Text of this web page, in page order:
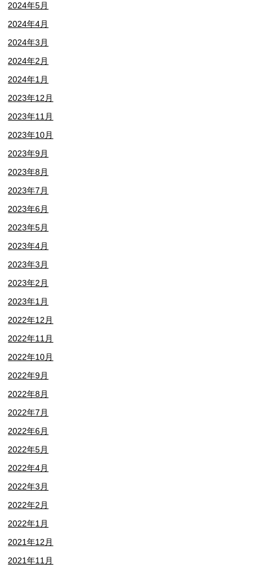
2024年5月
2024年4月
2024年3月
2024年2月
2024年1月
2023年12月
2023年11月
2023年10月
2023年9月
2023年8月
2023年7月
2023年6月
2023年5月
2023年4月
2023年3月
2023年2月
2023年1月
2022年12月
2022年11月
2022年10月
2022年9月
2022年8月
2022年7月
2022年6月
2022年5月
2022年4月
2022年3月
2022年2月
2022年1月
2021年12月
2021年11月